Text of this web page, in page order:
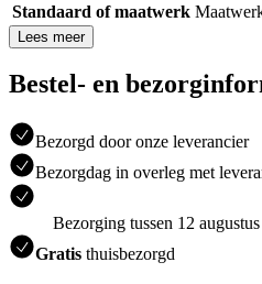
Standaard of maatwerk
Lees meer
Bestel- en
Bezorgd door onze leverancier
Bezorgdag in overleg met
Bezorging tussen 12
Gratis thuisbezorgd